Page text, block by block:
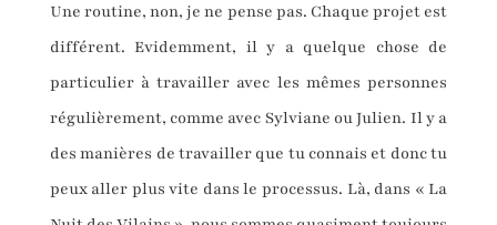
Une routine, non, je ne pense pas. Chaque projet est
différent. Evidemment, il y a quelque chose de
particulier à travailler avec les mêmes personnes
régulièrement, comme avec Sylviane ou Julien. Il y a
des manières de travailler que tu connais et donc tu
peux aller plus vite dans le processus. Là, dans « La